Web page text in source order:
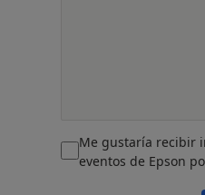
Me gustaría recibir
eventos de Epson